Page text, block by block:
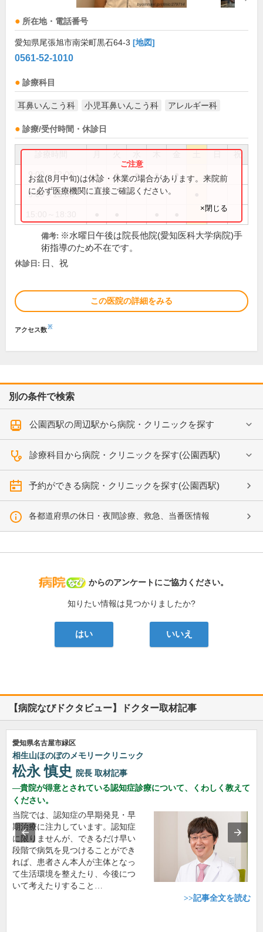
所在地・電話番号
愛知県尾張旭市南栄町黒石64-3 [地図]
0561-52-1010
診療科目
耳鼻いんこう科 小児耳鼻いんこう科 アレルギー科
診療/受付時間・休診日
祝
9:00～12:00 ● ● ● ● ●
9:00～13:00
お盆(8月中旬)は休診・休業の場合があります。来院前
に必ず医療機関に直接ご確認ください。
×閉じる
備考: ※水曜日午後は院長他院(愛知医科大学病院)手
術指導のため不在です。
休診日: 日、祝
この医院の詳細をみる
アクセス数※
別の条件で検索
公園西駅の周辺駅から病院・クリニックを探す
診療科目から病院・クリニックを探す(公園西駅)
予約ができる病院・クリニックを探す(公園西駅)
各都道府県の休日・夜間診療、救急、当番医情報
病院なび
からのアンケートにご協力ください。
知りたい情報は見つかりましたか?
はい いいえ
【病院なびドクタビュー】ドクター取材記事
愛知県名古屋市緑区
相生山ほのぼのメモリークリニック
松永 慎史 院長 取材記事
貴院が得意とされている認知症診療について、くわしく教えて
ください。
当院では、認知症の早期発見・早
期治療に注力しています。認知症
に限りませんが、できるだけ早い
段階で病気を見つけることができ
れば、患者さん本人が主体となっ
て生活環境を整えたり、今後につ
いて考えたりすること…
>>記事全文を読む